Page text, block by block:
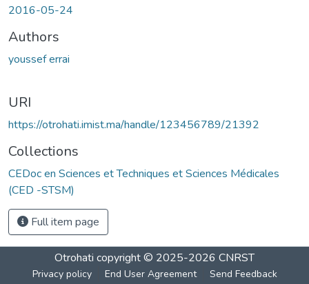
2016-05-24
Authors
youssef errai
URI
https://otrohati.imist.ma/handle/123456789/21392
Collections
CEDoc en Sciences et Techniques et Sciences Médicales
(CED -STSM)
Full item page
Otrohati copyright © 2025-2026 CNRST
Privacy policy End User Agreement Send Feedback